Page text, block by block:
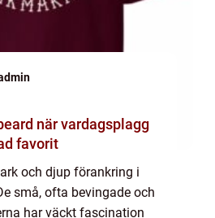
favorit
och djup förankring i
små, ofta bevingade och
har väckt fascination